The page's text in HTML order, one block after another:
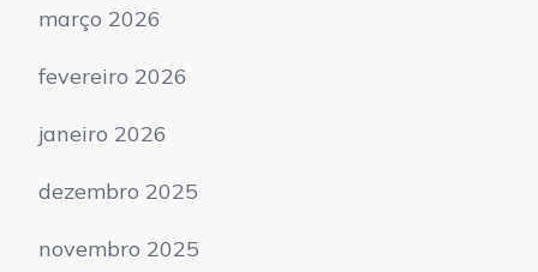
março 2026
fevereiro 2026
janeiro 2026
dezembro 2025
novembro 2025